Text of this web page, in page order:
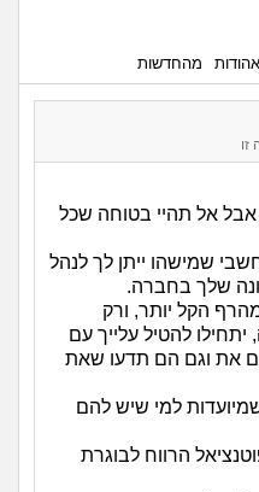
מהחדשות
זו
אל תהיי בטוחה שכל
שמישהו ייתן לך לנהל
שלך בחברה.
הקל יותר, ורק
להטיל עלייך עם
את וגם הם תדעו שאת
למי שיש להם
הרווח לבוגרת